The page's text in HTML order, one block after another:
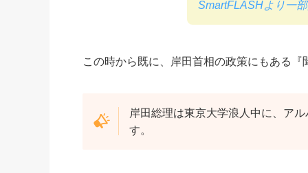
SmartFLASHより一
この時から既に、岸田首相の政策にもある
岸田総理は東京大学浪人中に、ア
す。